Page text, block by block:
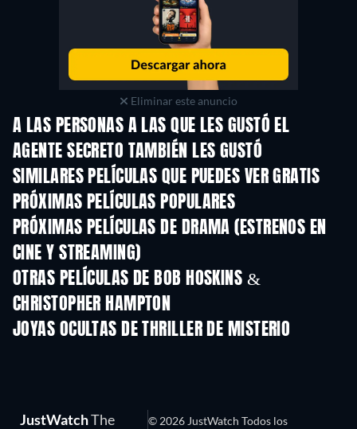
Eliminar este anuncio
A LAS PERSONAS A LAS QUE LES GUSTÓ EL
AGENTE SECRETO TAMBIÉN LES GUSTÓ
SIMILARES PELÍCULAS QUE PUEDES VER GRATIS
PRÓXIMAS PELÍCULAS POPULARES
PRÓXIMAS PELÍCULAS DE DRAMA (ESTRENOS EN
CINE Y STREAMING)
OTRAS PELÍCULAS DE BOB HOSKINS &
CHRISTOPHER HAMPTON
JOYAS OCULTAS DE THRILLER DE MISTERIO
TV
JustWatchThe
© 2026 JustWatch Todos los